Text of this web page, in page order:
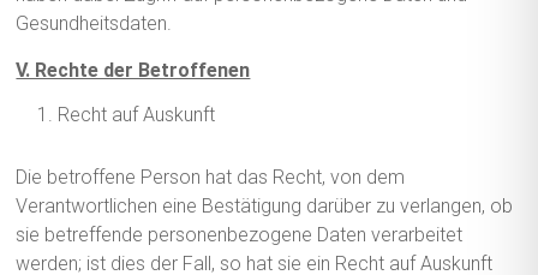
Gesundheitsdaten.
V. Rechte der Betroffenen
Recht auf Auskunft
Die betroffene Person hat das Recht, von dem
Verantwortlichen eine Bestätigung darüber zu verlangen, ob
sie betreffende personenbezogene Daten verarbeitet
werden; ist dies der Fall, so hat sie ein Recht auf Auskunft